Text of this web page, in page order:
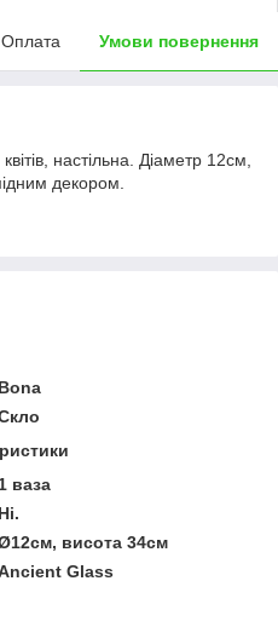
Оплата Умови повернення
настільна. Діаметр 12см,
декором.
Bona
1 ваза
Ні.
висота 34см
Glass